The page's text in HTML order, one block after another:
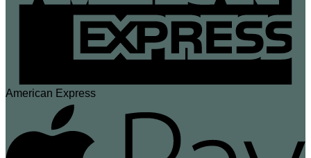
American Express